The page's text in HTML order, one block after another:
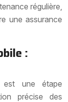
régulière,
une assurance
:
est une étape
précise des